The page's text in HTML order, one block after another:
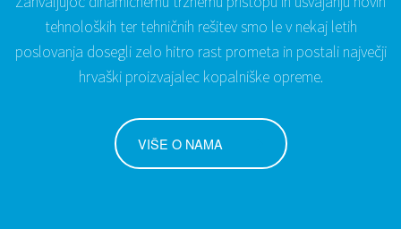
tehnoloških ter tehničnih rešitev smo le v nekaj letih
poslovanja dosegli zelo hitro rast prometa in postali največji
hrvaški proizvajalec kopalniške opreme.
VIŠE O NAMA